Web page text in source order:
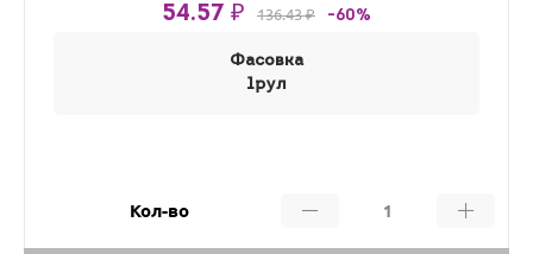
54.57 ₽ 136.43 ₽ -60%
Фасовка
1рул
Кол-во